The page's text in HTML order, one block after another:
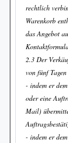
rechtlich
Warenkorb
das Angebot
2.3 Der
von fünf Tagen
- indem er
oder eine
Mail)
- indem er